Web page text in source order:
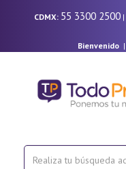
CDMX: 55 3300 2500|
Bienvenido|